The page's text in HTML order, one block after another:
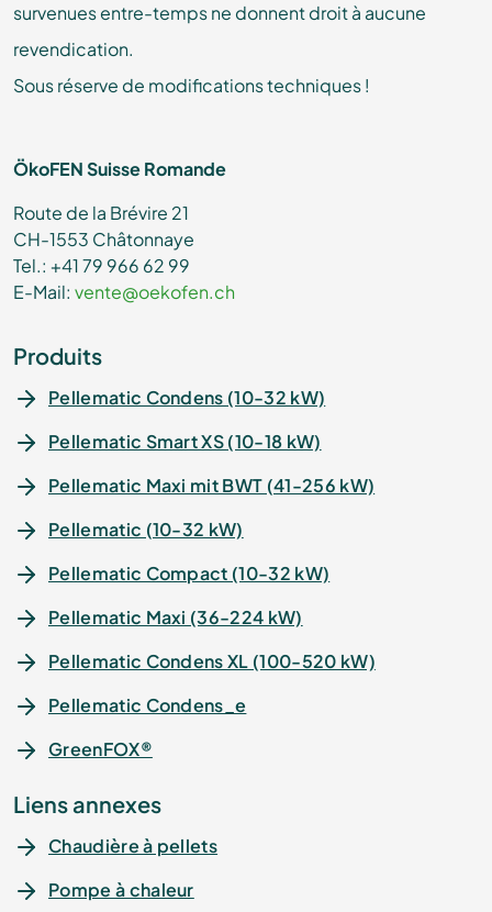
survenues entre-temps ne donnent droit à aucune
revendication.
Sous réserve de modifications techniques !
ÖkoFEN Suisse Romande
Route de la Brévire 21
CH-1553 Châtonnaye
Tel.: +41 79 966 62 99
E-Mail: vente@oekofen.ch
Produits
Pellematic Condens (10-32 kW)
Pellematic Smart XS (10-18 kW)
Pellematic Maxi mit BWT (41-256 kW)
Pellematic (10-32 kW)
Pellematic Compact (10-32 kW)
Pellematic Maxi (36-224 kW)
Pellematic Condens XL (100-520 kW)
Pellematic Condens_e
GreenFOX®
Liens annexes
Chaudière à pellets
Pompe à chaleur